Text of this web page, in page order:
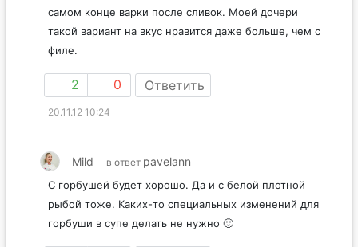
самом конце варки после сливок. Моей дочери
такой вариант на вкус нравится даже больше, чем с
филе.
2 0 Ответить
20.11.12 10:24
Mild в ответ pavelann
С горбушей будет хорошо. Да и с белой плотной
рыбой тоже. Каких-то специальных изменений для
горбуши в супе делать не нужно 🙂